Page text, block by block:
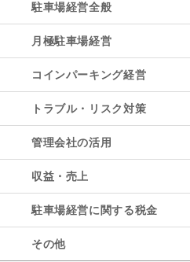
駐車場経営全般
月極駐車場経営
コインパーキング経営
トラブル・リスク対策
管理会社の活用
収益・売上
駐車場経営に関する税金
その他